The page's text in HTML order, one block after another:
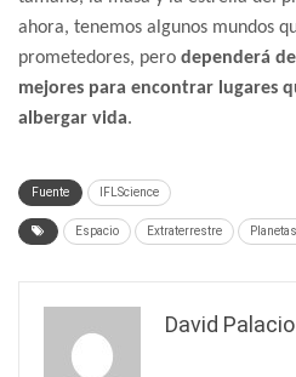
ahora, tenemos algunos mundos
prometedores, pero dependerá
mejores para encontrar lugares
albergar vida.
Fuente IFLScience
Espacio Extraterrestre Planetas
David Palacio